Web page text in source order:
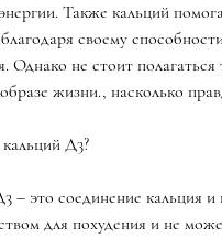
Также кальций
своему
Однако не стоит
жизни., насколько
Д3?
– это соединение кальция
для похудения и не